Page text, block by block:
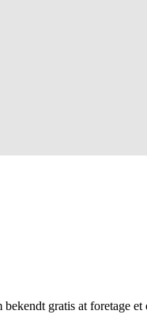
gratis at foretage